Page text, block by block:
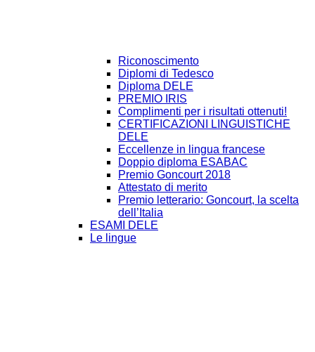
Riconoscimento
Diplomi di Tedesco
Diploma DELE
PREMIO IRIS
Complimenti per i risultati ottenuti!
CERTIFICAZIONI LINGUISTICHE
DELE
Eccellenze in lingua francese
Doppio diploma ESABAC
Premio Goncourt 2018
Attestato di merito
Premio letterario: Goncourt, la scelta
dell’Italia
ESAMI DELE
Le lingue